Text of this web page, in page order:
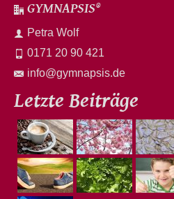
GYMNAPSIS®
Petra Wolf
0171 20 90 421
info@gymnapsis.de
Letzte Beiträge